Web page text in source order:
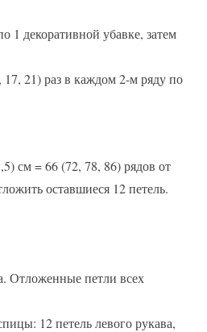
1 декоративной убавке, затем
21) раз в каждом 2-м ряду по
см = 66 (72, 78, 86) рядов от
оставшиеся 12 петель.
Отложенные петли всех
12 петель левого рукава,